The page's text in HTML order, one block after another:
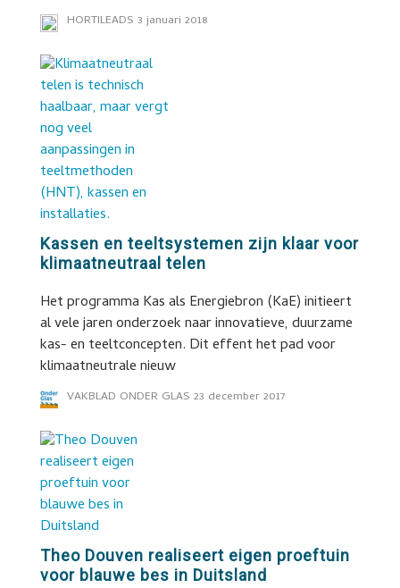
HORTILEADS 3 januari 2018
Kassen en teeltsystemen zijn klaar voor
klimaatneutraal telen
Het programma Kas als Energiebron (KaE) initieert
al vele jaren onderzoek naar innovatieve, duurzame
kas- en teeltconcepten. Dit effent het pad voor
klimaatneutrale nieuw
VAKBLAD ONDER GLAS 23 december 2017
Theo Douven realiseert eigen proeftuin
voor blauwe bes in Duitsland